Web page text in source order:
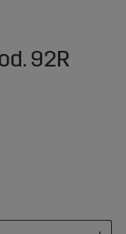
92R